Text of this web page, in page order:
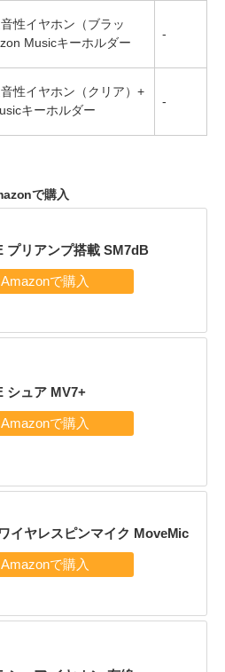
性イヤホン（ブラッ
Musicキーホルダー
-
性イヤホン（クリア）+
キーホルダー
-
で購入
プリアンプ搭載 SM7dB
シュア MV7+
イヤレスピンマイク MoveMic